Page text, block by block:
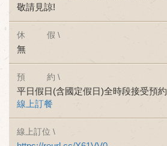
敬請見諒!
休 假 \
無
預 約 \
平日假日(含國定假日)全時段接受預約
線上訂餐
線上訂位 \